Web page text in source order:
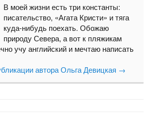
В моей жизни есть три константы:
писательство, «Агата Кристи» и тяга
куда-нибудь поехать. Обожаю
природу Севера, а вот к пляжикам
учу английский и мечтаю написать
автора Ольга Девицкая →